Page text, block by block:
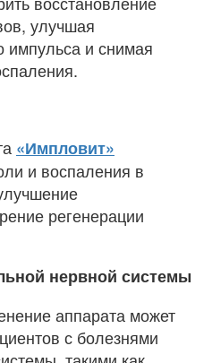
улучшая
импульса и снимая
«Импловит»
и воспаления в
регенерации
нервной системы
аппарата может
с болезнями